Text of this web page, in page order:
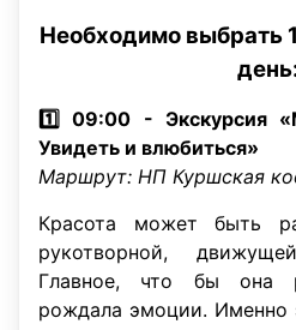
Необходимо выбрать
1️⃣ 09:00 - Экскурсия
Увидеть и влюбиться»
Маршрут: НП Куршская
Красота может быть
рукотворной,
Главное, что бы она
рождала эмоции.